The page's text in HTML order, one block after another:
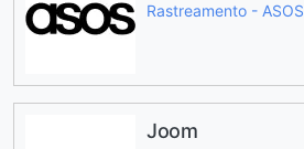
Rastreamento - ASOS
Joom